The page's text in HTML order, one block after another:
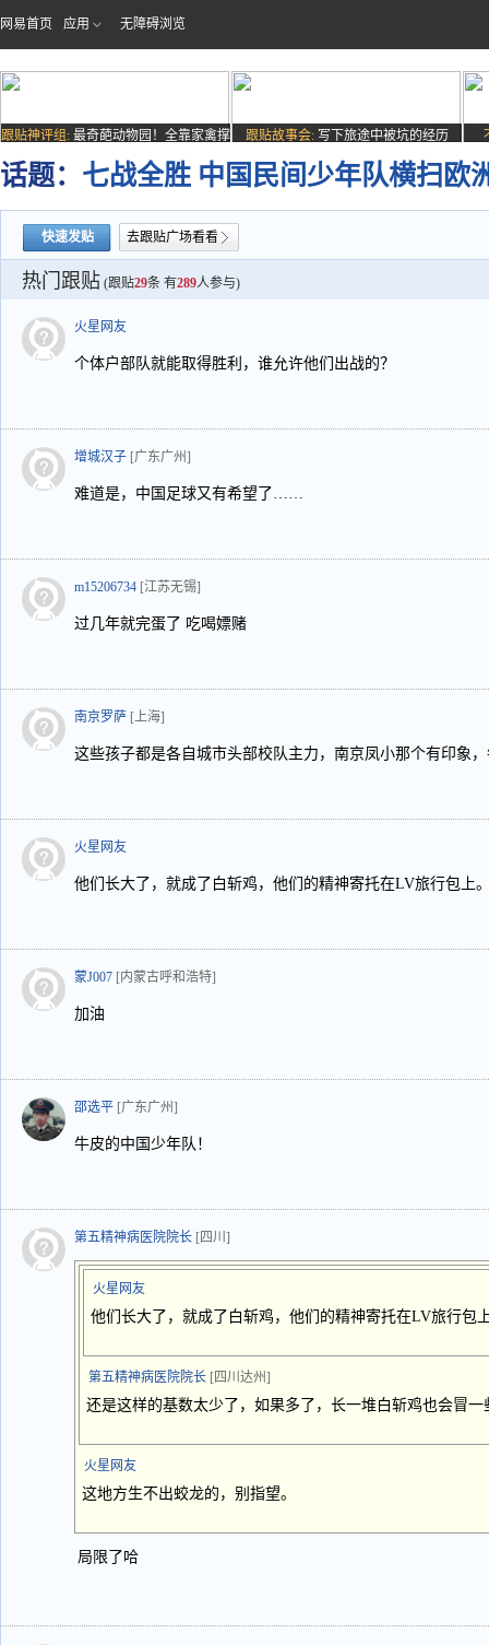
网易首页 应用 无障碍浏览
跟贴神评组: 最奇葩动物园！全靠家禽撑
场子
跟贴故事会: 写下旅途中被坑的经历
话题： 七战全胜 中国民间少年队横扫欧
快速发贴 去跟贴广场看看
热门跟贴 (跟贴29条 有289人参与)
火星网友
个体户部队就能取得胜利，谁允许他们出战的？
增城汉子 [广东广州]
难道是，中国足球又有希望了……
m15206734 [江苏无锡]
过几年就完蛋了 吃喝嫖赌
南京罗萨 [上海]
这些孩子都是各自城市头部校队主力，南京凤小那个有印象
火星网友
他们长大了，就成了白斩鸡，他们的精神寄托在LV旅行包上
蒙J007 [内蒙古呼和浩特]
加油
邵选平 [广东广州]
牛皮的中国少年队！
第五精神病医院院长 [四川]
火星网友
他们长大了，就成了白斩鸡，他们的精神寄托在LV旅行包
第五精神病医院院长 [四川达州]
还是这样的基数太少了，如果多了，长一堆白斩鸡也会冒一
火星网友
这地方生不出蛟龙的，别指望。
局限了哈